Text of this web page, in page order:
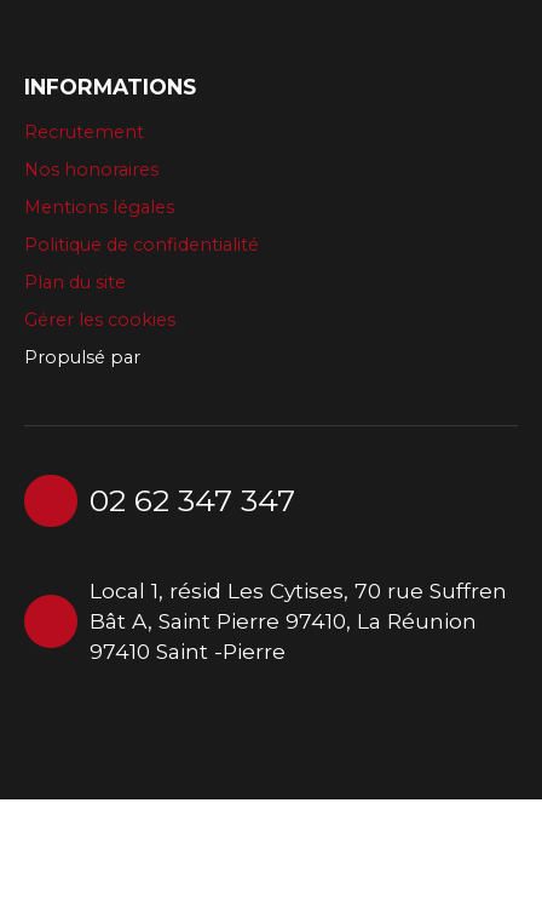
INFORMATIONS
Recrutement
Nos honoraires
Mentions légales
Politique de confidentialité
Plan du site
Gérer les cookies
Propulsé par
02 62 347 347
Local 1, résid Les Cytises, 70 rue Suffren
Bât A, Saint Pierre 97410, La Réunion
97410 Saint -Pierre